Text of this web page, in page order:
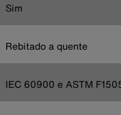
Sim
Rebitado a quente
IEC 60900 e ASTM